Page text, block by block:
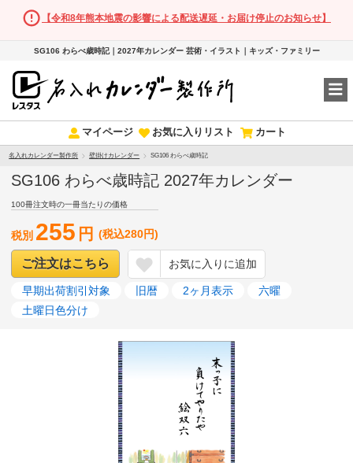
【令和8年熊本地震の影響による配送遅延・お届け停止のお知らせ】
SG106 わらべ歳時記｜2027年カレンダー 芸術・イラスト｜キッズ・ファミリー
マイページ お気に入りリスト カート
名入れカレンダー製作所 壁掛けカレンダー SG106 わらべ歳時記
SG106 わらべ歳時記 2027年カレンダー
100冊注文時の一冊当たりの価格
税別 255 円 (税込280円)
ご注文はこちら お気に入りに追加
早期出荷割引対象 旧暦 2ヶ月表示
六曜
土曜日色分け